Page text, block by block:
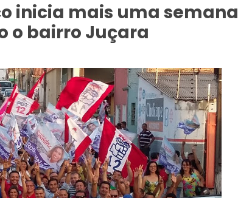
inicia mais uma semana
o bairro Juçara